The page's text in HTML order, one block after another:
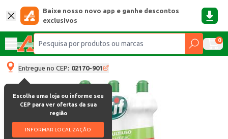
Baixe nosso novo app e ganhe descontos
exclusivos
0
Entregue no CEP: 02170-901
Escolha uma loja ou informe seu
CEP para ver ofertas da sua
região
INFORMAR LOCALIZAÇÃO